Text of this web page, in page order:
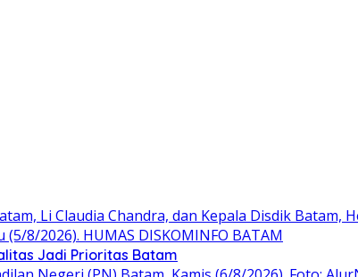
Jadi Prioritas Batam